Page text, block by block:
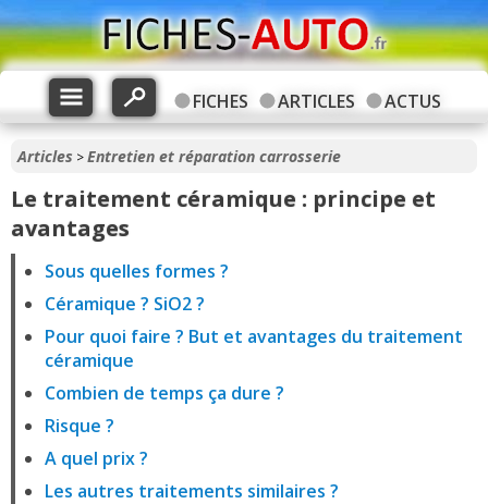
FICHES ARTICLES ACTUS
Articles >Entretien et réparation carrosserie
Le traitement céramique : principe et
avantages
Sous quelles formes ?
Céramique ? SiO2 ?
Pour quoi faire ? But et avantages du traitement
céramique
Combien de temps ça dure ?
Risque ?
A quel prix ?
Les autres traitements similaires ?